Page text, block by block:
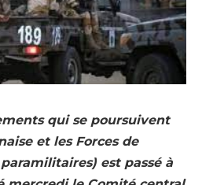
qui se poursuivent
et les Forces de
est passé à